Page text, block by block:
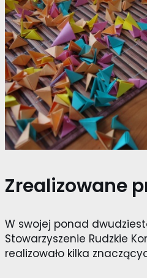
Zrealizowane
W swojej ponad
Stowarzyszenie Rudzkie
realizowało kilka